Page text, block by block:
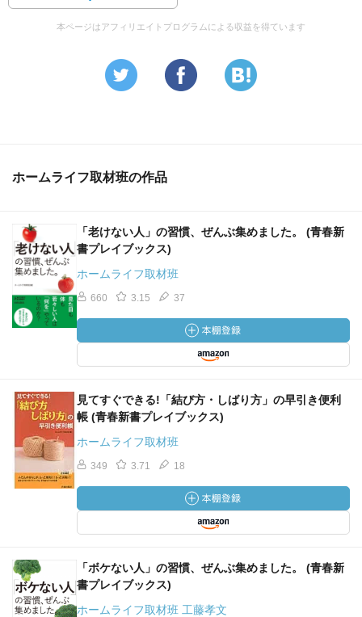
本ページはアフィリエイトプログラムによる収益を得ています
ホームライフ取材班の作品
「老けない人」の習慣、ぜんぶ集めました。 (青春新
書プレイブックス)
ホームライフ取材班
660 3.15 37
見てすぐできる!「結び方・しばり方」の早引き便利
帳 (青春新書プレイブックス)
ホームライフ取材班
349 3.71 18
「ボケない人」の習慣、ぜんぶ集めました。 (青春新
書プレイブックス)
ホームライフ取材班 工藤孝文